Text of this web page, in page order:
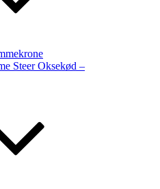
Steer Oksekød –